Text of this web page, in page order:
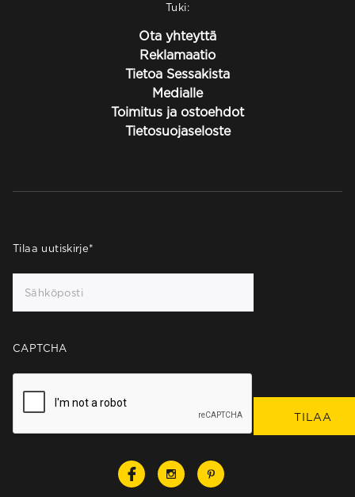
Tuki:
Ota yhteyttä
Reklamaatio
Tietoa Sessakista
Medialle
Toimitus ja ostoehdot
Tietosuojaseloste
Tilaa uutiskirje*
CAPTCHA